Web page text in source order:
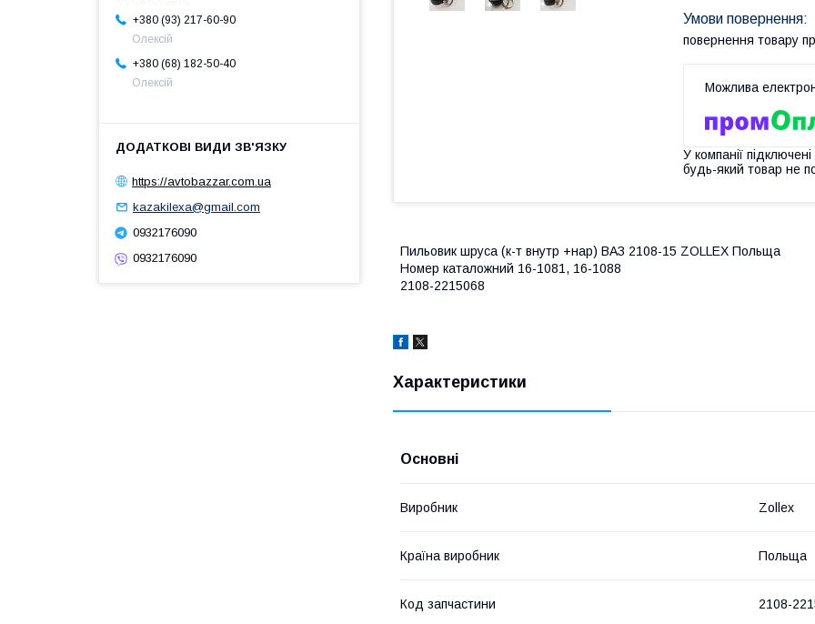
повернення товару
У компанії
будь-який товар не
Пильовик шруса (к-т внутр +нар) ВАЗ 2108-15 ZOLLEX Польща
Номер каталожний 16-1081, 16-1088
2108-2215068
Характеристики
Основні
Виробник Zollex
Країна виробник Польща
Код запчастини 2108-
+380 (93) 217-60-90
Олексій
+380 (68) 182-50-40
Олексій
https://avtobazzar.com.ua
kazakilexa@gmail.com
0932176090
0932176090